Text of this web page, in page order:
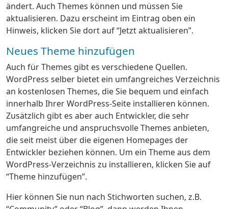
ändert. Auch Themes können und müssen Sie
aktualisieren. Dazu erscheint im Eintrag oben ein
Hinweis, klicken Sie dort auf “Jetzt aktualisieren”.
Neues Theme hinzufügen
Auch für Themes gibt es verschiedene Quellen.
WordPress selber bietet ein umfangreiches Verzeichnis
an kostenlosen Themes, die Sie bequem und einfach
innerhalb Ihrer WordPress-Seite installieren können.
Zusätzlich gibt es aber auch Entwickler, die sehr
umfangreiche und anspruchsvolle Themes anbieten,
die seit meist über die eigenen Homepages der
Entwickler beziehen können. Um ein Theme aus dem
WordPress-Verzeichnis zu installieren, klicken Sie auf
“Theme hinzufügen”.
Hier können Sie nun nach Stichworten suchen, z.B.